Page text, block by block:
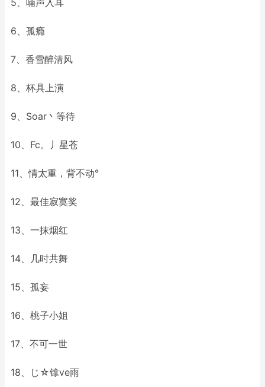
6、孤瘾
7、香雪醉清风
8、杯具上演
9、Soar丶等待
10、Fc。丿星苍
11、情太重，背不动°
12、最佳寂寞奖
13、一抹烟红
14、几时共舞
15、孤妄
16、桃子小姐
17、不可一世
18、じ☆镎ve雨